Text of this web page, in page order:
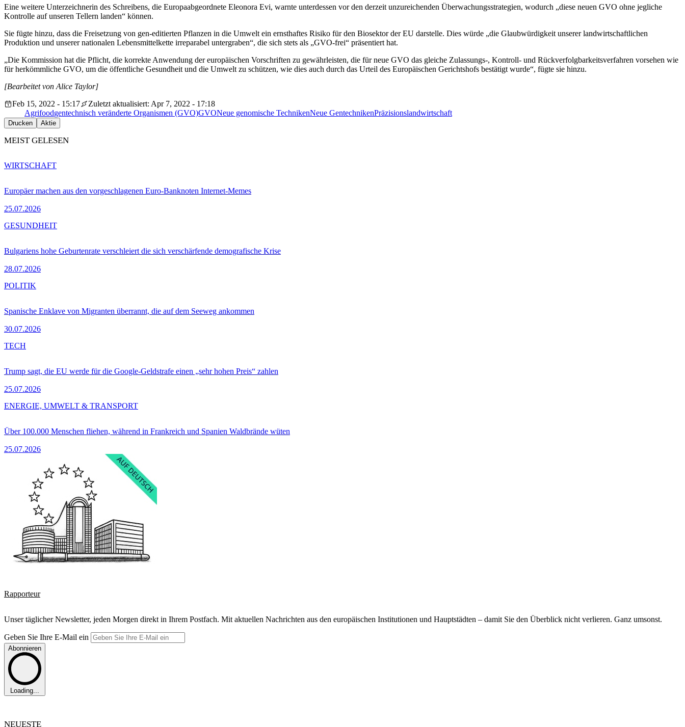
Eine weitere Unterzeichnerin des Schreibens, die Europaabgeordnete Eleonora Evi, warnte unterdessen vor den derzeit unzureichenden Überwachungsstrategien, wodurch „diese neuen GVO ohne jegliche
Kontrolle auf unseren Tellern landen“ können.
Sie fügte hinzu, dass die Freisetzung von gen-editierten Pflanzen in die Umwelt ein ernsthaftes Risiko für den Biosektor der EU darstelle. Dies würde „die Glaubwürdigkeit unserer landwirtschaftlichen
Produktion und unserer nationalen Lebensmittelkette irreparabel untergraben“, die sich stets als „GVO-frei“ präsentiert hat.
„Die Kommission hat die Pflicht, die korrekte Anwendung der europäischen Vorschriften zu gewährleisten, die für neue GVO das gleiche Zulassungs-, Kontroll- und Rückverfolgbarkeitsverfahren vorsehen wie
für herkömmliche GVO, um die öffentliche Gesundheit und die Umwelt zu schützen, wie dies auch durch das Urteil des Europäischen Gerichtshofs bestätigt wurde“, fügte sie hinzu.
[Bearbeitet von Alice Taylor]
Feb 15, 2022 - 15:17
Zuletzt aktualisiert: Apr 7, 2022 - 17:18
Agrifoodgentechnisch veränderte Organismen (GVO)GVONeue genomische TechnikenNeue GentechnikenPräzisionslandwirtschaft
Drucken Aktie
MEIST GELESEN
Europäer machen aus den vorgeschlagenen Euro-Banknoten Internet-Memes
25.07.2026
WIRTSCHAFT
Bulgariens hohe Geburtenrate verschleiert die sich verschärfende demografische Krise
28.07.2026
GESUNDHEIT
Spanische Enklave von Migranten überrannt, die auf dem Seeweg ankommen
30.07.2026
POLITIK
Trump sagt, die EU werde für die Google-Geldstrafe einen „sehr hohen Preis“ zahlen
25.07.2026
TECH
Über 100.000 Menschen fliehen, während in Frankreich und Spanien Waldbrände wüten
25.07.2026
ENERGIE, UMWELT & TRANSPORT
Rapporteur
Unser täglicher Newsletter, jeden Morgen direkt in Ihrem Postfach. Mit aktuellen Nachrichten aus den europäischen Institutionen und Hauptstädten – damit Sie den Überblick nicht verlieren. Ganz umsonst.
Geben Sie Ihre E-Mail ein
Abonnieren
Loading...
NEUESTE